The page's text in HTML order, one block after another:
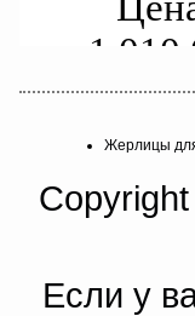
Жерлицы
Если у